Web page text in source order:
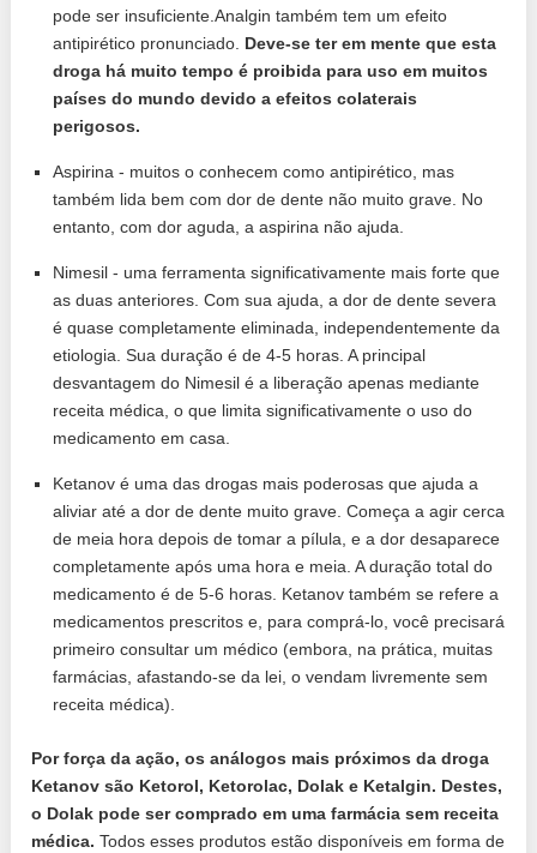
pode ser insuficiente.Analgin também tem um efeito
antipirético pronunciado. Deve-se ter em mente que esta
droga há muito tempo é proibida para uso em muitos
países do mundo devido a efeitos colaterais
perigosos.
Aspirina - muitos o conhecem como antipirético, mas
também lida bem com dor de dente não muito grave. No
entanto, com dor aguda, a aspirina não ajuda.
Nimesil - uma ferramenta significativamente mais forte que
as duas anteriores. Com sua ajuda, a dor de dente severa
é quase completamente eliminada, independentemente da
etiologia. Sua duração é de 4-5 horas. A principal
desvantagem do Nimesil é a liberação apenas mediante
receita médica, o que limita significativamente o uso do
medicamento em casa.
Ketanov é uma das drogas mais poderosas que ajuda a
aliviar até a dor de dente muito grave. Começa a agir cerca
de meia hora depois de tomar a pílula, e a dor desaparece
completamente após uma hora e meia. A duração total do
medicamento é de 5-6 horas. Ketanov também se refere a
medicamentos prescritos e, para comprá-lo, você precisará
primeiro consultar um médico (embora, na prática, muitas
farmácias, afastando-se da lei, o vendam livremente sem
receita médica).
Por força da ação, os análogos mais próximos da droga
Ketanov são Ketorol, Ketorolac, Dolak e Ketalgin. Destes,
o Dolak pode ser comprado em uma farmácia sem receita
médica. Todos esses produtos estão disponíveis em forma de